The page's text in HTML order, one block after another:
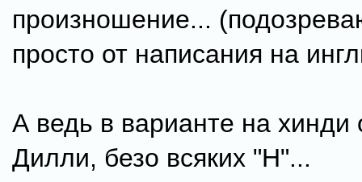
произношение...
просто от написания на
А ведь в варианте на хинди
Дилли, безо всяких "H"...